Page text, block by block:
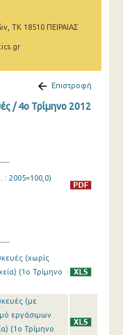
ΤΚ 18510 ΠΕΙΡΑΙΑΣ
Επιστροφή
/ 4o Τρίμηνο 2012
: 2005=100,0)
(χωρίς
(1o Τρίμηνο
(με
εργάσιμων
(1o Τρίμηνο